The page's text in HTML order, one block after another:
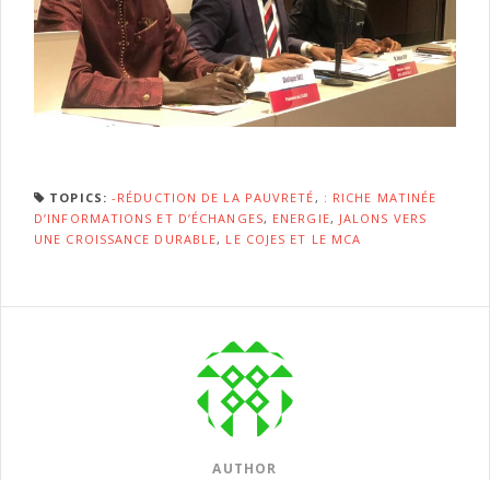
TOPICS: -RÉDUCTION DE LA PAUVRETÉ, : RICHE MATINÉE
D’INFORMATIONS ET D’ÉCHANGES, ENERGIE, JALONS VERS
UNE CROISSANCE DURABLE, LE COJES ET LE MCA
AUTHOR